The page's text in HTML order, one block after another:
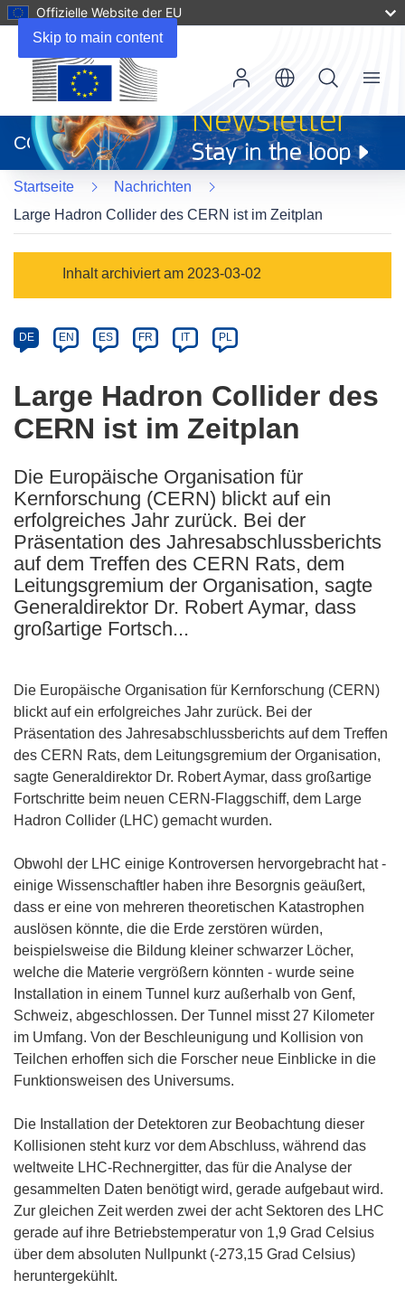
Skip to main content
Offizielle Website der EU
neuem
Fenster)
CORDIS
Menu
Startseite
Nachrichten
Large Hadron Collider des CERN ist im Zeitplan
Category
Inhalt archiviert am 2023-03-02
Article
available
the
following
languages:
DE EN ES FR IT PL
Large Hadron Collider des
CERN ist im Zeitplan
Die Europäische Organisation für
Kernforschung (CERN) blickt auf ein
erfolgreiches Jahr zurück. Bei der
Präsentation des Jahresabschlussberichts
auf dem Treffen des CERN Rats, dem
Leitungsgremium der Organisation, sagte
Generaldirektor Dr. Robert Aymar, dass
großartige Fortsch...
Die Europäische Organisation für Kernforschung (CERN)
blickt auf ein erfolgreiches Jahr zurück. Bei der
Präsentation des Jahresabschlussberichts auf dem Treffen
des CERN Rats, dem Leitungsgremium der Organisation,
sagte Generaldirektor Dr. Robert Aymar, dass großartige
Fortschritte beim neuen CERN-Flaggschiff, dem Large
Hadron Collider (LHC) gemacht wurden.
Obwohl der LHC einige Kontroversen hervorgebracht hat -
einige Wissenschaftler haben ihre Besorgnis geäußert,
dass er eine von mehreren theoretischen Katastrophen
auslösen könnte, die die Erde zerstören würden,
beispielsweise die Bildung kleiner schwarzer Löcher,
welche die Materie vergrößern könnten - wurde seine
Installation in einem Tunnel kurz außerhalb von Genf,
Schweiz, abgeschlossen. Der Tunnel misst 27 Kilometer
im Umfang. Von der Beschleunigung und Kollision von
Teilchen erhoffen sich die Forscher neue Einblicke in die
Funktionsweisen des Universums.
Die Installation der Detektoren zur Beobachtung dieser
Kollisionen steht kurz vor dem Abschluss, während das
weltweite LHC-Rechnergitter, das für die Analyse der
gesammelten Daten benötigt wird, gerade aufgebaut wird.
Zur gleichen Zeit werden zwei der acht Sektoren des LHC
gerade auf ihre Betriebstemperatur von 1,9 Grad Celsius
über dem absoluten Nullpunkt (-273,15 Grad Celsius)
heruntergekühlt.